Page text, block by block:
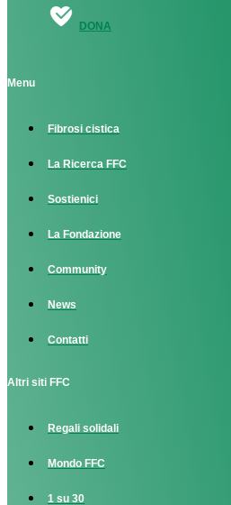
DONA
Menu
Fibrosi cistica
La Ricerca FFC
Sostienici
La Fondazione
Community
News
Contatti
Altri siti FFC
Regali solidali
Mondo FFC
1 su 30